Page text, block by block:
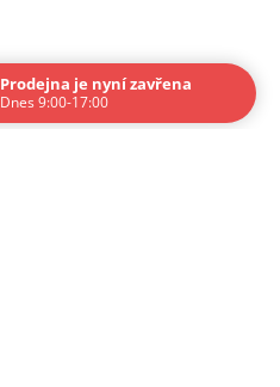
Prodejna je nyní zavřena
Dnes 9:00-17:00